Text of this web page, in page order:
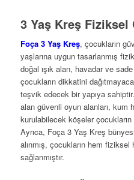
3 Yaş Kreş
Foça 3 Yaş Kreş, çocukların
yaşlarına uygun tasarlanmış
doğal ışık alan, havadar ve
çocukların dikkatini
teşvik edecek bir yapıya
alan güvenli oyun alanları, kum
kurulabilecek köşeler
Ayrıca, Foça 3 Yaş Kreş
alınmış, çocukların hem
sağlanmıştır.